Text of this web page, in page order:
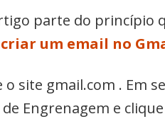
parte do princípio
um email no
o site gmail.com . Em
Engrenagem e